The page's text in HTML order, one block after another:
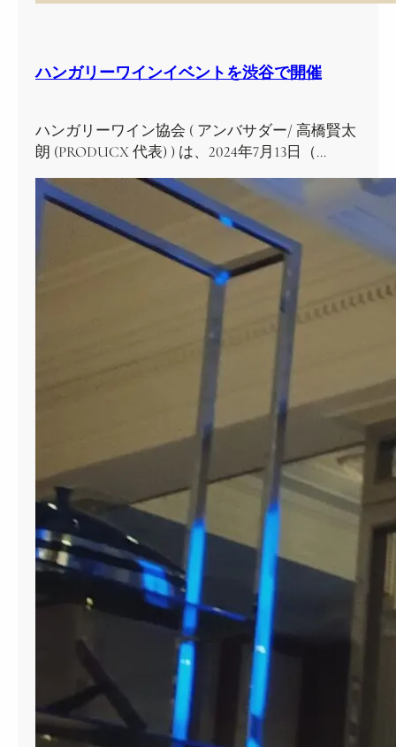
ハンガリーワインイベントを渋谷で開催
ハンガリーワイン協会 ( アンバサダー/ 高橋賢太
朗 (PRODUCX 代表) ) は、2024年7月13日（…